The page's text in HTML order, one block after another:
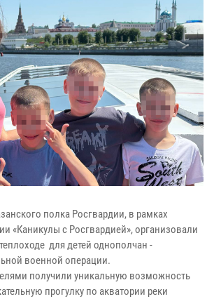
полка Росгвардии, в рамках
«Каникулы с Росгвардией», организовали
для детей однополчан -
военной операции.
получили уникальную возможность
прогулку по акватории реки